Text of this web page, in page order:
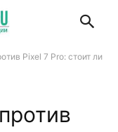
Pixel 7 Pro: стоит ли